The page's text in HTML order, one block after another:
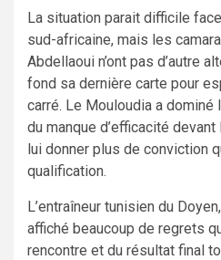
La situation parait difficile
sud-africaine, mais les
Abdellaoui n’ont pas d’autre
fond sa dernière carte pour
carré. Le Mouloudia a dominé
du manque d’efficacité
lui donner plus de conviction
qualification.
L’entraîneur tunisien du
affiché beaucoup de regrets
rencontre et du résultat final